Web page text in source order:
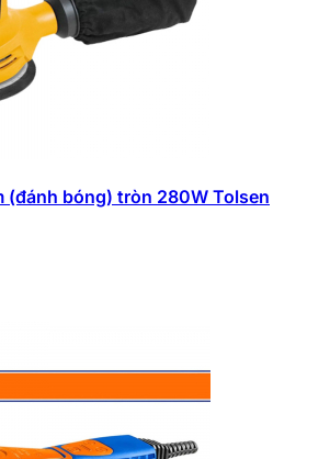
(đánh bóng) tròn 280W Tolsen